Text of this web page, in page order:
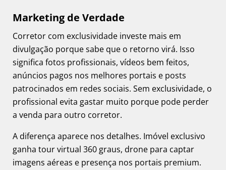
Marketing de Verdade
Corretor com exclusividade investe mais em
divulgação porque sabe que o retorno virá. Isso
significa fotos profissionais, vídeos bem feitos,
anúncios pagos nos melhores portais e posts
patrocinados em redes sociais. Sem exclusividade, o
profissional evita gastar muito porque pode perder
a venda para outro corretor.
A diferença aparece nos detalhes. Imóvel exclusivo
ganha tour virtual 360 graus, drone para captar
imagens aéreas e presença nos portais premium.